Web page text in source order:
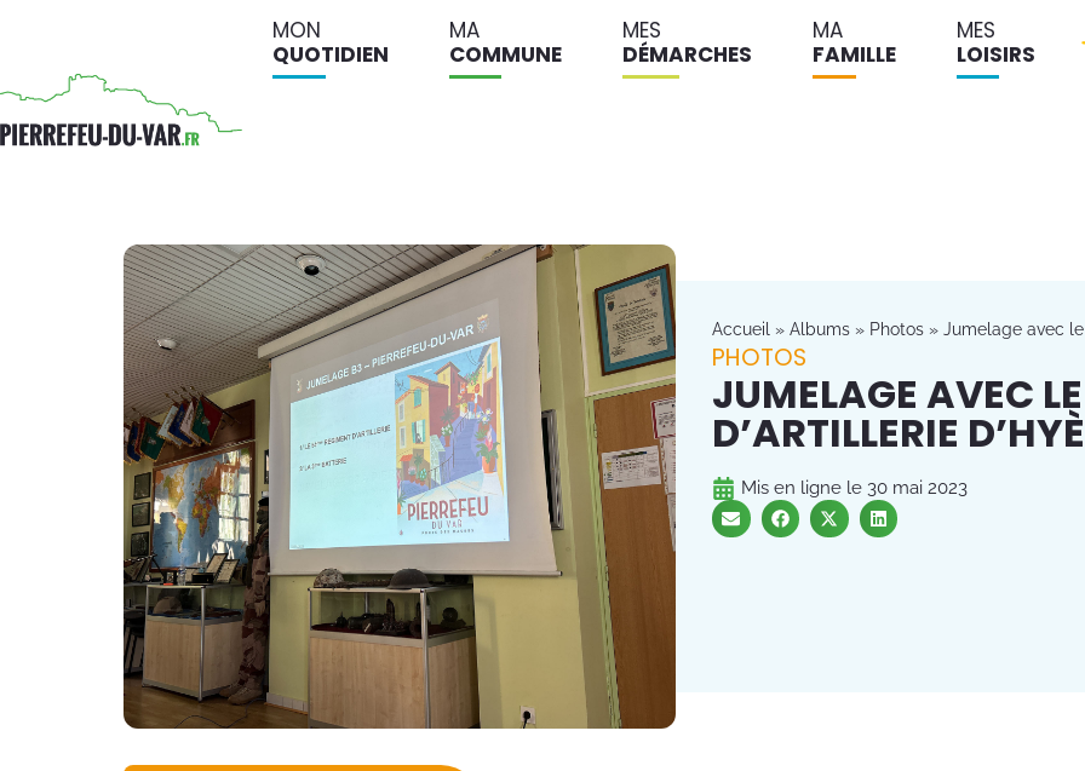
MON
QUOTIDIEN
MA
COMMUNE
MES
DÉMARCHES
MA
FAMILLE
MES
LOISIRS
Accueil » Albums » Photos » Jumelage avec
PHOTOS
JUMELAGE AVEC
D’ARTILLERIE
Mis en ligne le 30 mai 2023